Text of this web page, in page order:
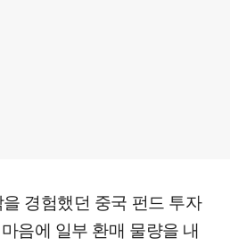
경험했던 중국 펀드 투자
음에 일부 환매 물량을 내